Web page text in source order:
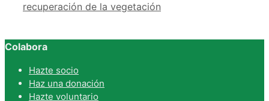
recuperación de la vegetación
Colabora
Hazte socio
Haz una donación
Hazte voluntario